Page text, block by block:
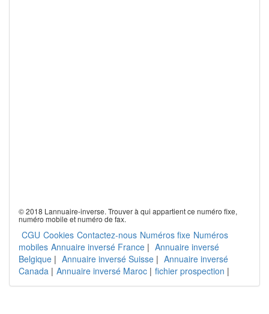
© 2018 Lannuaire-inverse. Trouver à qui appartient ce numéro fixe,
numéro mobile et numéro de fax.
CGU Cookies Contactez-nous Numéros fixe Numéros
mobiles Annuaire inversé France | Annuaire inversé
Belgique | Annuaire inversé Suisse | Annuaire inversé
Canada | Annuaire inversé Maroc | fichier prospection |